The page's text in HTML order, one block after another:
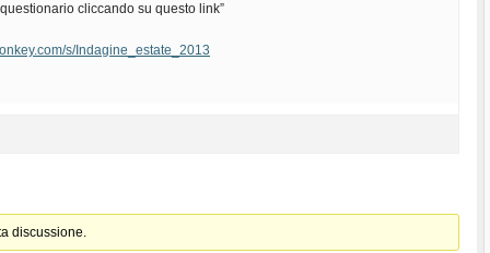
cliccando su questo link”
s/Indagine_estate_2013
discussione.